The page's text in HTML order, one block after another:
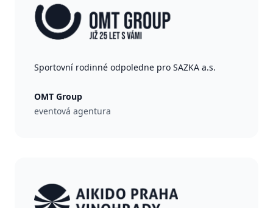
Sportovní rodinné odpoledne pro SAZKA a.s.
OMT Group
eventová agentura